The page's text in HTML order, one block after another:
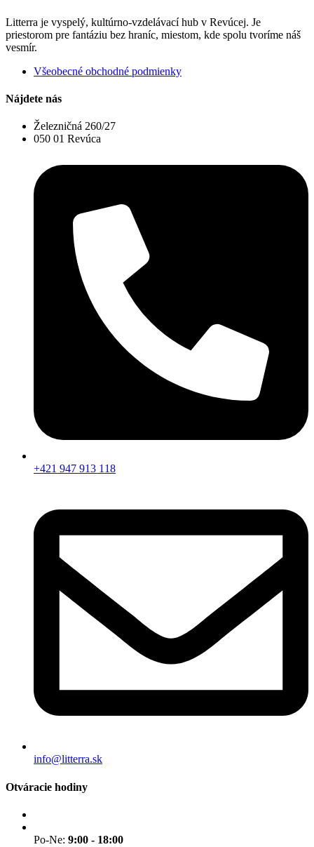
Litterra je vyspelý, kultúrno-vzdelávací hub v Revúcej. Je
priestorom pre fantáziu bez hraníc, miestom, kde spolu tvoríme náš
vesmír.
Všeobecné obchodné podmienky
Nájdete nás
Železničná 260/27
050 01 Revúca
+421 947 913 118
info@litterra.sk
Otváracie hodiny
Po-Ne: 9:00 - 18:00